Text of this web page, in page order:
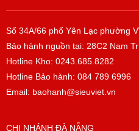
Số 34A/66 phố Yên Lạc phường
Bảo hành nguồn tại: 28C2 Nam
Hotline Kho: 0243.685.8282
Hotline Bảo hành: 084 789 6996
Email: baohanh@sieuviet.vn
CHI NHÁNH ĐÀ NẴNG